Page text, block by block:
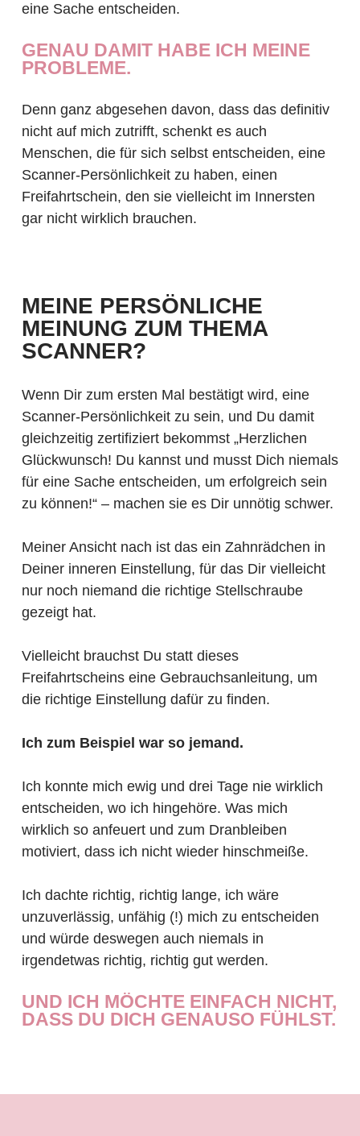
eine Sache entscheiden.
GENAU DAMIT HABE ICH MEINE
PROBLEME.
Denn ganz abgesehen davon, dass das definitiv
nicht auf mich zutrifft, schenkt es auch
Menschen, die für sich selbst entscheiden, eine
Scanner-Persönlichkeit zu haben, einen
Freifahrtschein, den sie vielleicht im Innersten
gar nicht wirklich brauchen.
MEINE PERSÖNLICHE
MEINUNG ZUM THEMA
SCANNER?
Wenn Dir zum ersten Mal bestätigt wird, eine
Scanner-Persönlichkeit zu sein, und Du damit
gleichzeitig zertifiziert bekommst „Herzlichen
Glückwunsch! Du kannst und musst Dich niemals
für eine Sache entscheiden, um erfolgreich sein
zu können!“ – machen sie es Dir unnötig schwer.
Meiner Ansicht nach ist das ein Zahnrädchen in
Deiner inneren Einstellung, für das Dir vielleicht
nur noch niemand die richtige Stellschraube
gezeigt hat.
Vielleicht brauchst Du statt dieses
Freifahrtscheins eine Gebrauchsanleitung, um
die richtige Einstellung dafür zu finden.
Ich zum Beispiel war so jemand.
Ich konnte mich ewig und drei Tage nie wirklich
entscheiden, wo ich hingehöre. Was mich
wirklich so anfeuert und zum Dranbleiben
motiviert, dass ich nicht wieder hinschmeiße.
Ich dachte richtig, richtig lange, ich wäre
unzuverlässig, unfähig (!) mich zu entscheiden
und würde deswegen auch niemals in
irgendetwas richtig, richtig gut werden.
UND ICH MÖCHTE EINFACH NICHT,
DASS DU DICH GENAUSO FÜHLST.